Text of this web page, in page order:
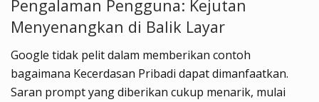
Pengalaman Pengguna: Kejutan
Menyenangkan di Balik Layar
Google tidak pelit dalam memberikan contoh
bagaimana Kecerdasan Pribadi dapat dimanfaatkan.
Saran prompt yang diberikan cukup menarik, mulai